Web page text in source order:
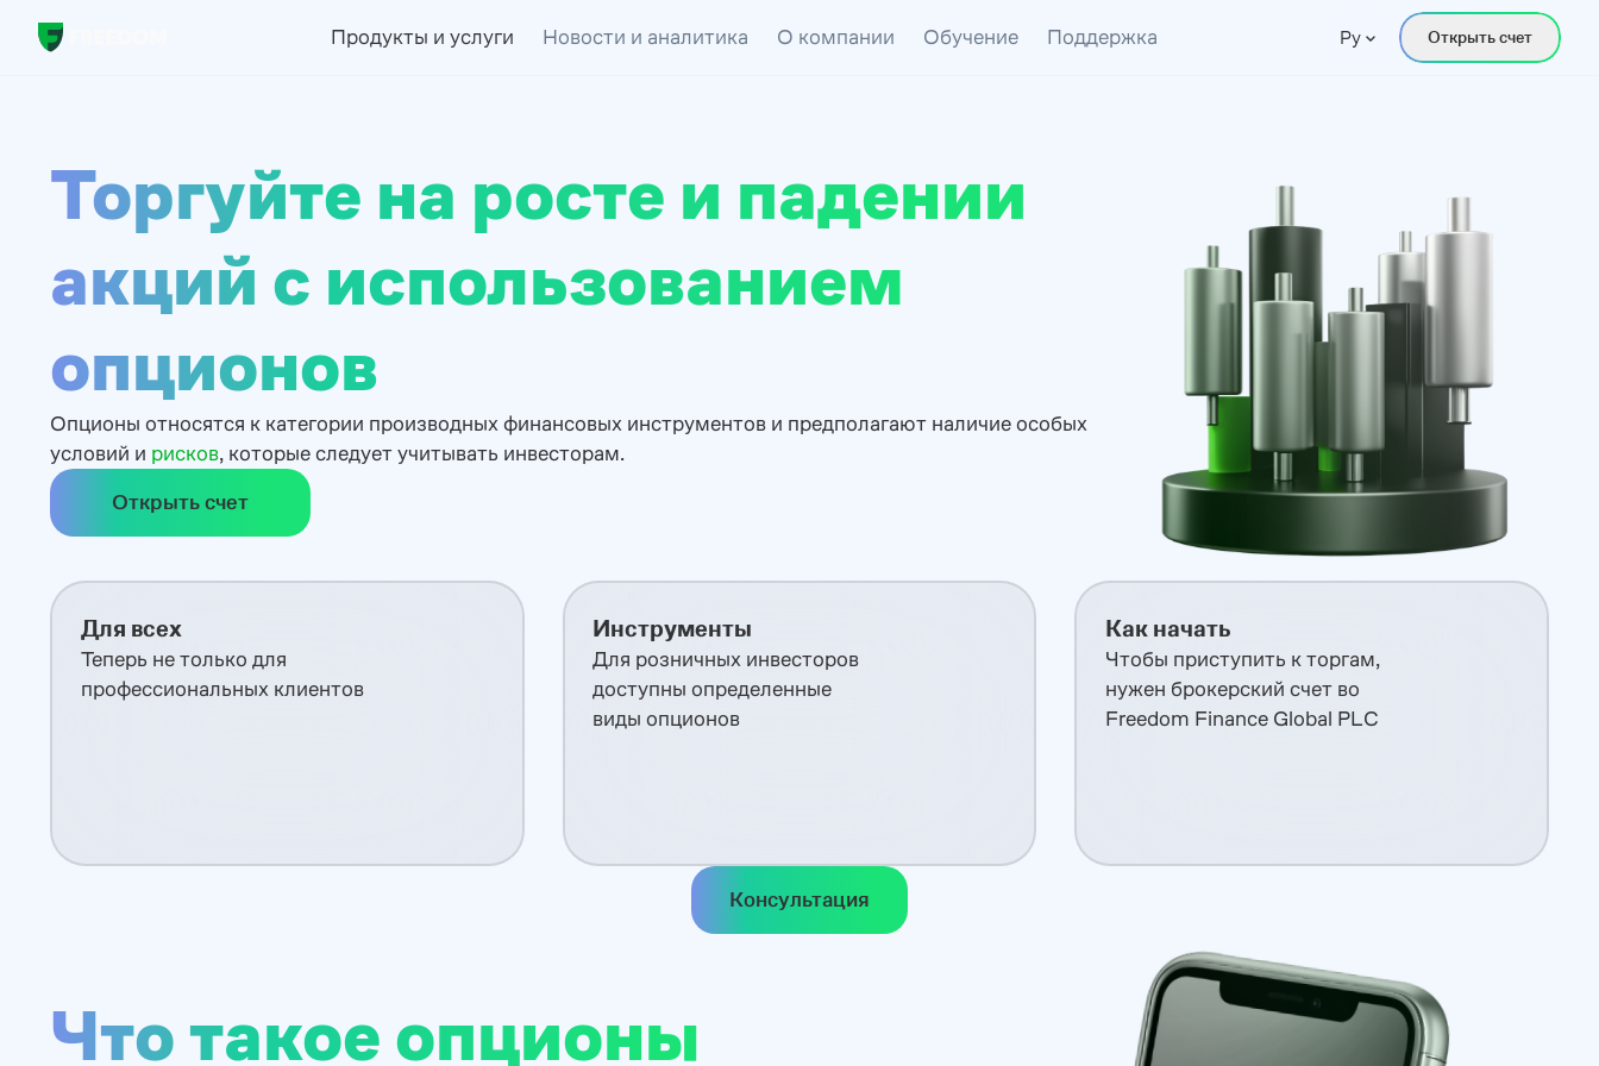
Продукты и услуги Новости и аналитика О компании Обучение Поддержка Ру Открыть счет
Торгуйте на росте и падении
акций с использованием
опционов
Опционы относятся к категории производных финансовых инструментов и предполагают наличие особых
условий и рисков, которые следует учитывать инвесторам.
Открыть счет
Для всех
Теперь не только для
профессиональных клиентов
Инструменты
Для розничных инвесторов
доступны определенные
виды опционов
Как начать
Чтобы приступить к торгам,
нужен брокерский счет во
Freedom Finance Global PLC
Консультация
Что такое опционы